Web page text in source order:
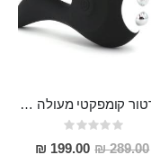
ויברטור קומפקטי מעולה לגירוי פטמות ודגדגן מסיליקון רפואי בעל 10 מצבי רטט , נטען
Rating:
0%
289.00 ₪
מחיר
מבצע
199.00 ₪